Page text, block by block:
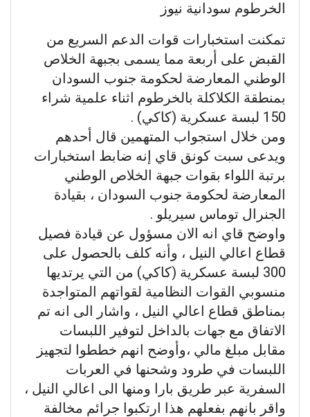
الخرطوم سودانية نيوز
تمكنت استخبارات قوات الدعم السريع من
القبض على أربعة مما يسمى بجبهة الخلاص
الوطني المعارضة لحكومة جنوب السودان
بمنطقة الكلاكلة بالخرطوم اثناء علمية شراء
150 لبسة عسكرية (كاكي) .
ومن خلال استجواب المتهمين قال أحدهم
ويدعى سبت كونق قاي إنه ضابط استخبارات
برتبة اللواء بقوات جبهة الخلاص الوطني
المعارضة لحكومة جنوب السودان ، بقيادة
الجنرال توماس سيريلو .
واوضح قاي انه الان مسؤول عن قيادة فصيل
قطاع اعالي النيل ، وأنه كلف بالحصول على
300 لبسة عسكرية (كاكي) من التي يرتديها
منسوبي القوات النظامية لقواتهم المتواجدة
بمناطق قطاع اعالي النيل ، واشار الى انه تم
الاتفاق مع جهات بالداخل لتوفير اللبسات
مقابل مبلغ مالي ،وأوضح انهم خططوا لتجهيز
اللبسات في طرود وشحنها في العربات
السفرية عبر طريق بارا ومنها الى اعالي النيل ،
واقر بانهم بفعلهم هذا ارتكبوا جرائم مخالفة